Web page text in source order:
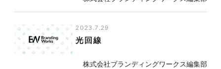
2023.7.29
光回線
株式会社ブランディングワークス編集部